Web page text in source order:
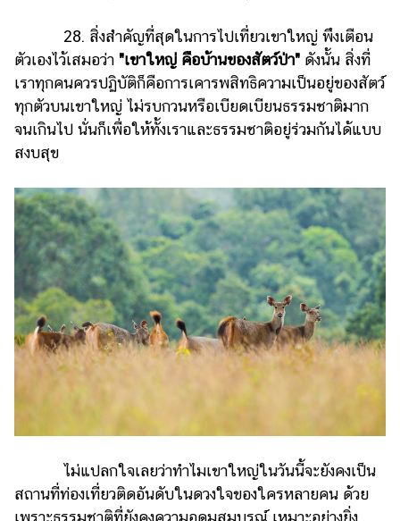
28. สิ่งสำคัญที่สุดในการไปเที่ยวเขาใหญ่ พึงเตือน
ตัวเองไว้เสมอว่า "เขาใหญ่ คือบ้านของสัตว์ป่า" ดังนั้น สิ่งที่
เราทุกคนควรปฏิบัติก็คือการเคารพสิทธิความเป็นอยู่ของสัตว์
ทุกตัวบนเขาใหญ่ ไม่รบกวนหรือเบียดเบียนธรรมชาติมาก
จนเกินไป นั่นก็เพื่อให้ทั้งเราและธรรมชาติอยู่ร่วมกันได้แบบ
สงบสุข
ไม่แปลกใจเลยว่าทำไมเขาใหญ่ในวันนี้จะยังคงเป็น
สถานที่ท่องเที่ยวติดอันดับในดวงใจของใครหลายคน ด้วย
เพราะธรรมชาติที่ยังคงความอุดมสมบูรณ์ เหมาะอย่างยิ่ง